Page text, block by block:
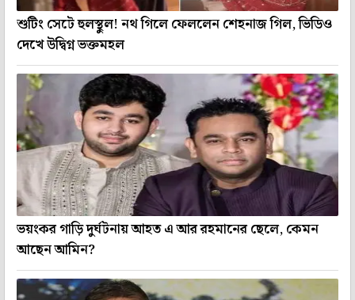
শুটিং সেটে হুলস্থুল! নথ গিলে ফেললেন শেহনাজ গিল, ভিডিও
দেখে উদ্বিগ্ন ভক্তমহল
ভয়ংকর গাড়ি দুর্ঘটনায় আহত এ আর রহমানের ছেলে, কেমন
আছেন আমিন?